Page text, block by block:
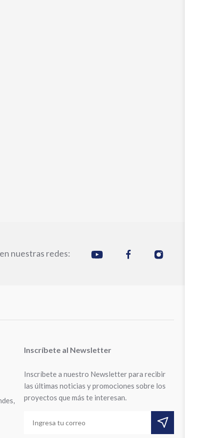
nuestras redes:
Inscríbete al Newsletter
Inscríbete a nuestro Newsletter para recibir
las últimas noticias y promociones sobre los
proyectos que más te interesan.